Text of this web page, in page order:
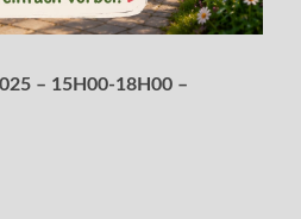
– 15H00-18H00 –